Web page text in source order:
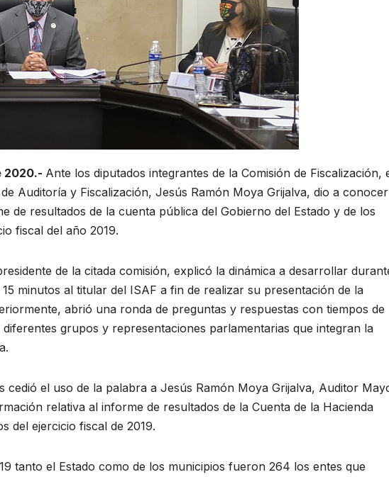
2020.- Ante los diputados integrantes de la Comisión de Fiscalización,
Auditoría y Fiscalización, Jesús Ramón Moya Grijalva, dio a conocer
de resultados de la cuenta pública del Gobierno del Estado y de los
fiscal del año 2019.
de la citada comisión, explicó la dinámica a desarrollar
minutos al titular del ISAF a fin de realizar su presentación de la
abrió una ronda de preguntas y respuestas con tiempos de
grupos y representaciones parlamentarias que integran la
cedió el uso de la palabra a Jesús Ramón Moya Grijalva, Auditor
relativa al informe de resultados de la Cuenta de la Hacienda
del ejercicio fiscal de 2019.
tanto el Estado como de los municipios fueron 264 los entes que